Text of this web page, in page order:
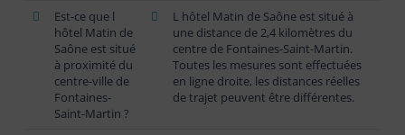
Est-ce que l
hôtel Matin de
Saône est situé
à proximité du
centre-ville de
Fontaines-
Saint-Martin ?
L hôtel Matin de Saône est situé à
une distance de 2,4 kilomètres du
centre de Fontaines-Saint-Martin.
Toutes les mesures sont effectuées
en ligne droite, les distances réelles
de trajet peuvent être différentes.